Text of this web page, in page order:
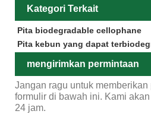
Kategori Terkait
Pita biodegradable cellophane
Pita kebun yang dapat
mengirimkan permintaan
Jangan ragu untuk
formulir di bawah ini. Kami
24 jam.